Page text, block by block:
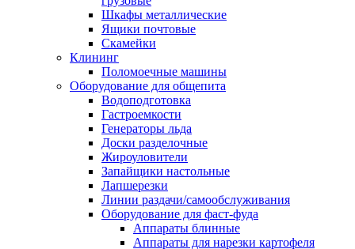
Шкафы металлические
Ящики почтовые
Скамейки
Клининг
Поломоечные машины
Оборудование для общепита
Водоподготовка
Гастроемкости
Генераторы льда
Доски разделочные
Жироуловители
Запайщики настольные
Лапшерезки
Линии раздачи/самообслуживания
Оборудование для фаст-фуда
Аппараты блинные
Аппараты для нарезки картофеля